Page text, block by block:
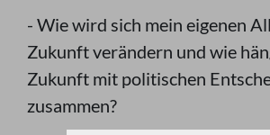
- Wie wird sich mein eigenen
Zukunft verändern und wie
Zukunft mit politischen
zusammen?